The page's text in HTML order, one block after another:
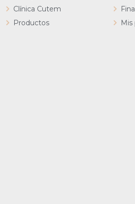
Clínica Cutem
Productos
Mis